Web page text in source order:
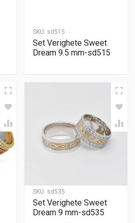
SKU: sd515
Set Verighete Sweet
Dream 9.5 mm-sd515
SKU: sd535
Set Verighete Sweet
Dream 9 mm-sd535